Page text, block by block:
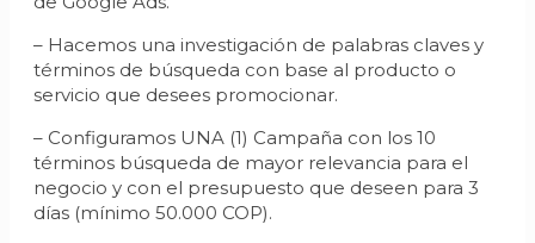
– Hacemos una investigación de palabras claves y
términos de búsqueda con base al producto o
servicio que desees promocionar.
– Configuramos UNA (1) Campaña con los 10
términos búsqueda de mayor relevancia para el
negocio y con el presupuesto que deseen para 3
días (mínimo 50.000 COP).